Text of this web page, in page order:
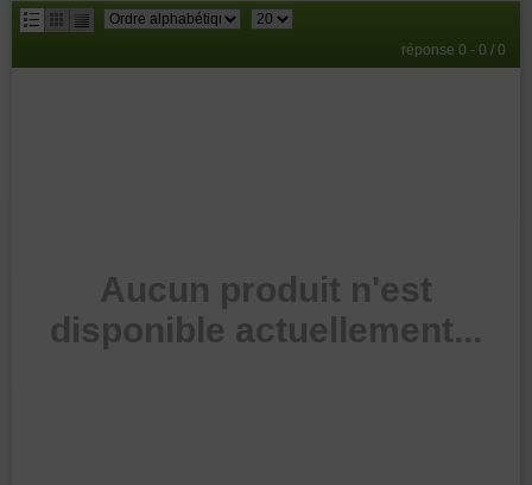
réponse 0 - 0 / 0
Aucun produit n'est
disponible actuellement...